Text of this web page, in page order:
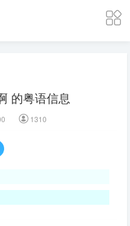
的粤语信息
1310